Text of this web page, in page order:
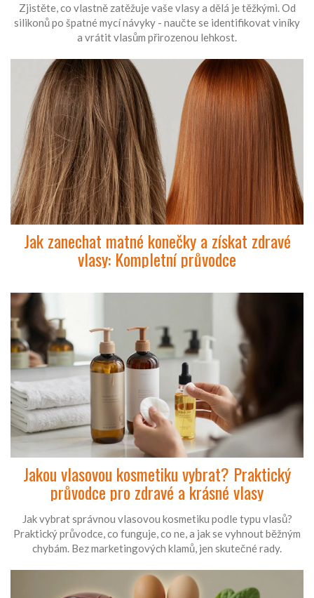
Zjistěte, co vlastně zatěžuje vaše vlasy a dělá je těžkými. Od
silikonů po špatné mycí návyky - naučte se identifikovat viníky
a vrátit vlasům přirozenou lehkost.
Jak zanechat matné konečky a získat zdravé
vlasy: Kompletní průvodce
Jakou vlasovou kosmetiku vybrat? Praktický
průvodce pro zdravé a krásné vlasy
Jak vybrat správnou vlasovou kosmetiku podle typu vlasů?
Praktický průvodce, co funguje, co ne, a jak se vyhnout běžným
chybám. Bez marketingových klamů, jen skutečné rady.